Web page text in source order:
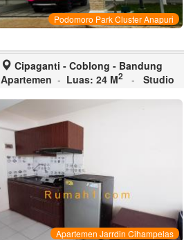
Podomoro Park Cluster Anapuri
Cipaganti - Coblong - Bandung
Apartemen - Luas: 24 M2 - Studio
Apartemen Jarrdin Cihampelas